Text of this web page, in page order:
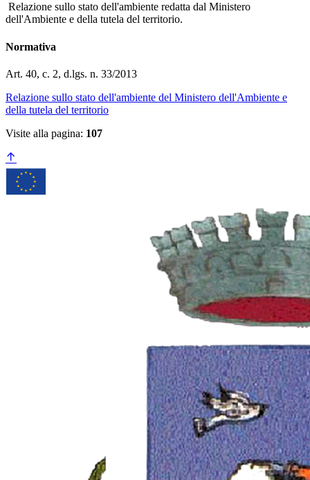
Relazione sullo stato dell'ambiente redatta dal Ministero
dell'Ambiente e della tutela del territorio.
Normativa
Art. 40, c. 2, d.lgs. n. 33/2013
Relazione sullo stato dell'ambiente del Ministero dell'Ambiente e
della tutela del territorio
Visite alla pagina: 107